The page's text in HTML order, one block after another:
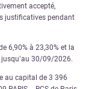
accepté,
justificatives pendant
6,90% à 23,30% et la
30/09/2026.
au capital de 3 396